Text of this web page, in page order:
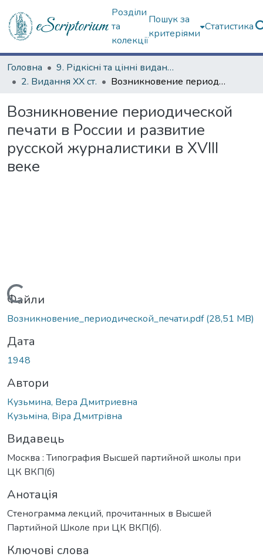
Розділи
та
колекції
Пошук за
критеріями
Статистика
Головна
9. Рідкісні та цінні видання
2. Видання ХХ ст.
Возникновение периодической печати в России и развитие русской журналистики в XVIII веке
Возникновение периодической
печати в России и развитие
русской журналистики в XVIII
веке
Вантажиться...
Файли
Возникновение_периодической_печати.pdf(28,51 MB)
Дата
1948
Автори
Кузьмина, Вера Дмитриевна
Кузьміна, Віра Дмитрівна
Видавець
Москва : Типография Высшей партийной школы при
ЦК ВКП(б)
Анотація
Стенограмма лекций, прочитанных в Высшей
Партийной Школе при ЦК ВКП(б).
Ключові слова